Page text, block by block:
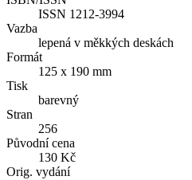
ISSN 1212-3994
Vazba
lepená v měkkých deskách
Formát
125 x 190 mm
Tisk
barevný
Stran
256
Původní cena
130 Kč
Orig. vydání